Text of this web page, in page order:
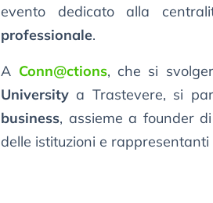
evento dedicato alla
professionale.
A Conn@ctions, che si
University a Trastevere, si
business, assieme a founder
delle istituzioni e